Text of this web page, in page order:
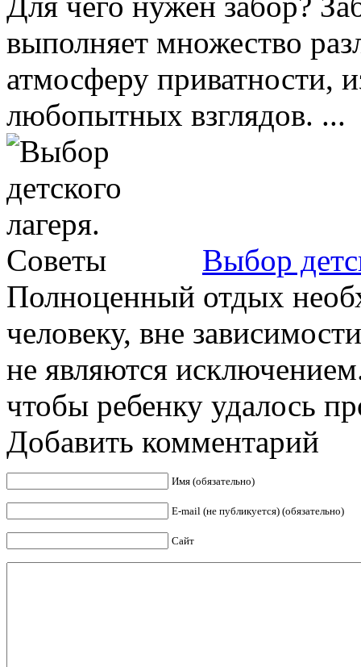
выполняет множество
атмосферу приватности,
любопытных взглядов. ...
Выбор
Полноценный отдых
человеку, вне
не являются
чтобы ребенку удалось
Добавить комментарий
Имя (обязательно)
E-mail (не публикуется) (обязательно)
Сайт